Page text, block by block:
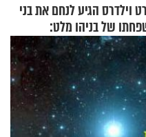
וילדרס הגיע לנחם את בני
של בניהו מלט:
באירופה תומכים